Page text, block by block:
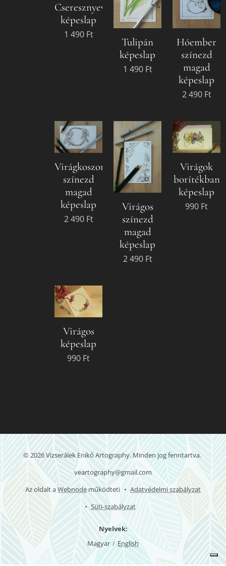
Cseresznyevirág
képeslap
1 490Ft
Tulipán
képeslap
1 490Ft
Hóember
színezd
magad
képeslap
2 490Ft
Virágkoszorú
színezd
magad
képeslap
2 490Ft
Virágos
színezd
magad
képeslap
2 490Ft
Virágok
borítékban
képeslap
990 Ft
Virágos
képeslap
990 Ft
© 2026 Vizserálek Enikő Artography. Minden jog fenntartva.
veartography@gmail.com
Az oldalt aWebnodeműködteti
Adatvédelmi szabályzat
Süti-szabályzat
Nyelvek
Magyar
English